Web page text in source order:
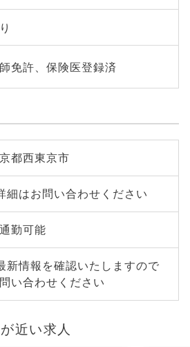
免許、保険医登録済
都西東京市
細はお問い合わせください
勤可能
新情報を確認いたしますので
い合わせください
近い求人